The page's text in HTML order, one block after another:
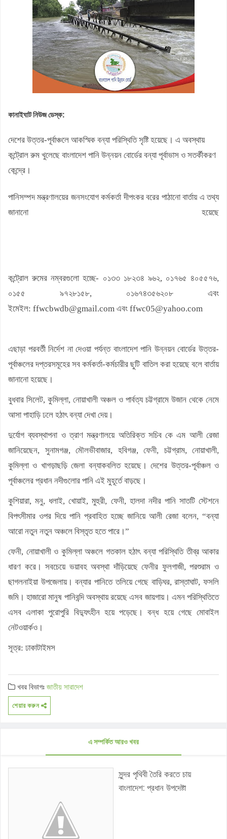
কানাইঘাট নিউজ ডেস্ক:
দেশের উত্তর-পূর্বাঞ্চলে আকস্মিক বন্যা পরিস্থিতি সৃষ্টি হয়েছে। এ অবস্থায়
কন্ট্রোল রুম খুলেছে বাংলাদেশ পানি উন্নয়ন বোর্ডের বন্যা পূর্বাভাস ও সতর্কীকরণ
কেন্দ্রে।
পানিসম্পদ মন্ত্রণালয়ের জনসংযোগ কর্মকর্তা দীপংকর বরের পাঠানো বার্তায় এ তথ্য
জানানো হয়েছে
কন্ট্রোল রুমের নম্বরগুলো হচ্ছে- ০১৩৩ ১৮২৩৪ ৯৬২, ০১৭৬৫ ৪০৫৫৭৬,
০১৫৫ ৯৭২৮১৫৮, ০১৬৭৪৩৫৬২০৮ এবং
ইমেইল: ffwcbwdb@gmail.com এবং ffwc05@yahoo.com
এছাড়া পরবর্তী নির্দেশ না দেওয়া পর্যন্ত বাংলাদেশ পানি উন্নয়ন বোর্ডের উত্তর-
পূর্বাঞ্চলের দপ্তরসমূহের সব কর্মকর্তা-কর্মচারীর ছুটি বাতিল করা হয়েছে বলে বার্তায়
জানানো হয়েছে।
বুধবার সিলেট, কুমিল্লা, নোয়াখালী অঞ্চল ও পার্বত্য চট্টগ্রামে উজান থেকে নেমে
আসা পাহাড়ি ঢলে হঠাৎ বন্যা দেখা দেয়।
দুর্যোগ ব্যবস্থাপনা ও ত্রাণ মন্ত্রণালয়ে অতিরিক্ত সচিব কে এম আলী রেজা
জানিয়েছেন, সুনামগঞ্জ, মৌলভীবাজার, হবিগঞ্জ, ফেনী, চট্টগ্রাম, নোয়াখালী,
কুমিল্লা ও খাগড়াছড়ি জেলা বন্যাকবলিত হয়েছে। দেশের উত্তর-পূর্বাঞ্চল ও
পূর্বাঞ্চলের প্রধান নদীগুলোর পানি এই মুহূর্তে বাড়ছে।
কুশিয়ারা, মনু, ধলাই, খোয়াই, মুহুরী, ফেনী, হালদা নদীর পানি সাতটি স্টেশনে
বিপৎসীমার ওপর দিয়ে পানি প্রবাহিত হচ্ছে জানিয়ে আলী রেজা বলেন, “বন্যা
আরো নতুন নতুন অঞ্চলে বিস্তৃত হতে পারে।”
ফেনী, নোয়াখালী ও কুমিল্লা অঞ্চলে গতকাল হঠাৎ বন্যা পরিস্থিতি তীব্র আকার
ধারণ করে। সবচেয়ে ভয়াবহ অবস্থা দাঁড়িয়েছে ফেনীর ফুলগাজী, পরশুরাম ও
ছাগলনাইয়া উপজেলায়। বন্যার পানিতে তলিয়ে গেছে বাড়িঘর, রাস্তাঘাট, ফসলি
জমি। হাজারো মানুষ পানিবন্দি অবস্থায় রয়েছে এসব জায়গায়। এমন পরিস্থিতিতে
এসব এলাকা পুরোপুরি বিদ্যুৎহীন হয়ে পড়েছে। বন্ধ হয়ে গেছে মোবাইল
নেটওয়ার্কও।
সূত্র: ঢাকাটাইমস
খবর বিভাগঃজাতীয়সারাদেশ
শেয়ার করুন
এ সম্পর্কিত আরও খবর
সুন্দর পৃথিবী তৈরি করতে চায়
বাংলাদেশ: প্রধান উপদেষ্টা